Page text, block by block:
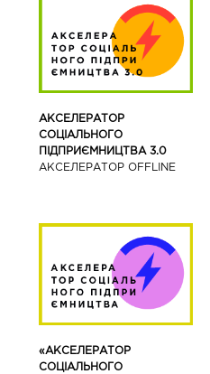
АКСЕЛЕРАТОР
СОЦІАЛЬНОГО
ПІДПРИЄМНИЦТВА 3.0
АКСЕЛЕРАТОР OFFLINE
«АКСЕЛЕРАТОР
СОЦІАЛЬНОГО